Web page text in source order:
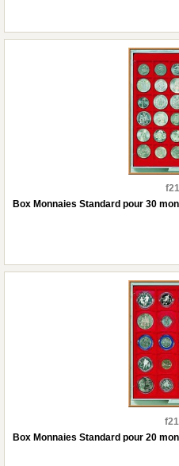
Box Monnaies Standard pour 30
Box Monnaies Standard pour 20